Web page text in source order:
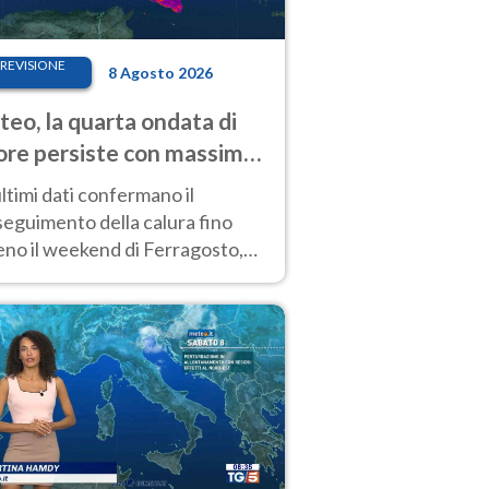
8 Agosto 2026
la quarta ondata di
persiste con massime
molto elevate
dati confermano il
della calura fino
il weekend di Ferragosto,
prossima